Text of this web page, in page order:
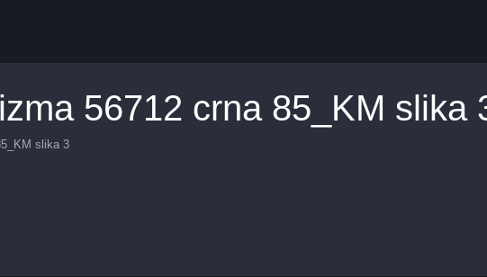
56712 crna 85_KM slika
slika 3